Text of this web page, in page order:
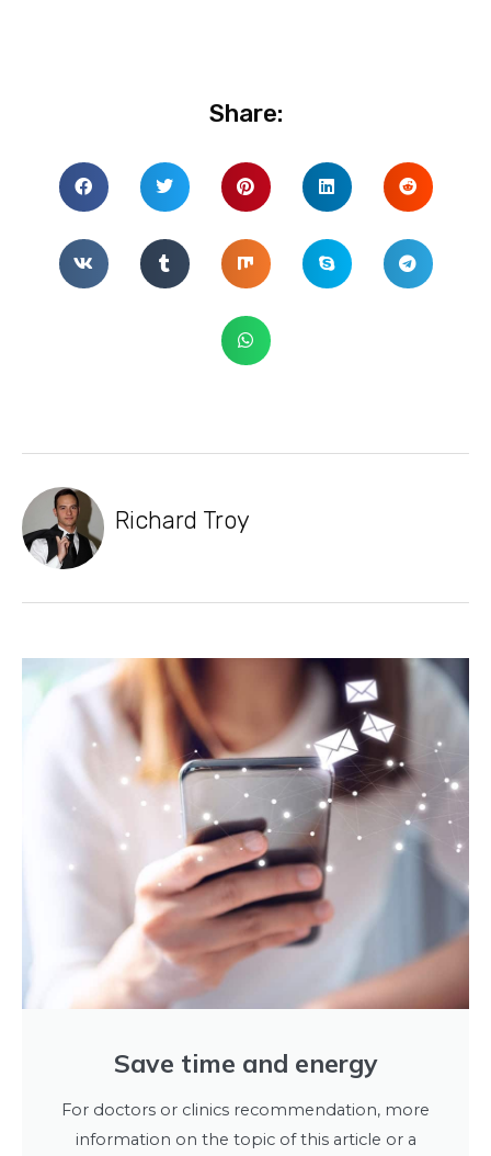
Share:
Richard Troy
Save time and energy
For doctors or clinics recommendation, more
information on the topic of this article or a